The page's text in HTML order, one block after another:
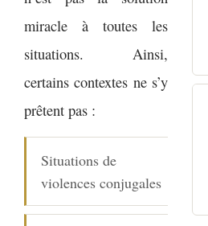
miracle à toutes les
situations. Ainsi,
certains contextes ne s’y
prêtent pas :
Situations de
violences conjugales